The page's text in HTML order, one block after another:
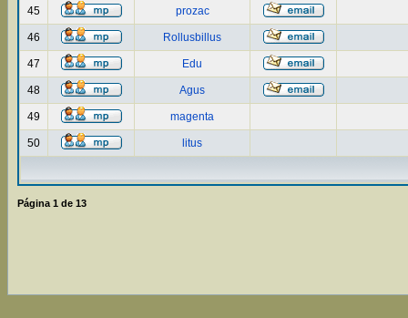
45 prozac
46 Rollusbillus
47 Edu
48 Agus
49 magenta
50 litus
Página 1 de 13